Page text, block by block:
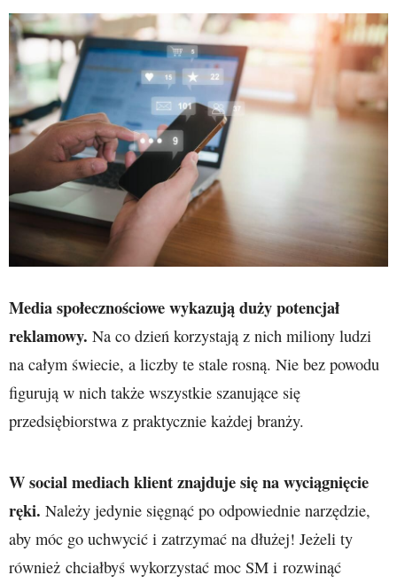
Media społecznościowe wykazują duży potencjał
reklamowy. Na co dzień korzystają z nich miliony ludzi
na całym świecie, a liczby te stale rosną. Nie bez powodu
figurują w nich także wszystkie szanujące się
przedsiębiorstwa z praktycznie każdej branży.
W social mediach klient znajduje się na wyciągnięcie
ręki. Należy jedynie sięgnąć po odpowiednie narzędzie,
aby móc go uchwycić i zatrzymać na dłużej! Jeżeli ty
również chciałbyś wykorzystać moc SM i rozwinąć